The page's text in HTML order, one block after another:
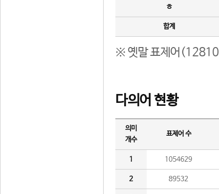
ㅎ
합계
※ 옛말 표제어(12810
다의어 현황
의미
개수
표제어 수
1 1054629
2 89532